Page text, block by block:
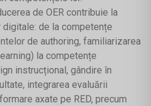
de OER contribuie la
de la competențe
de authoring, familiarizarea
la competențe
instrucțional, gândire în
integrarea evaluării
axate pe RED, precum